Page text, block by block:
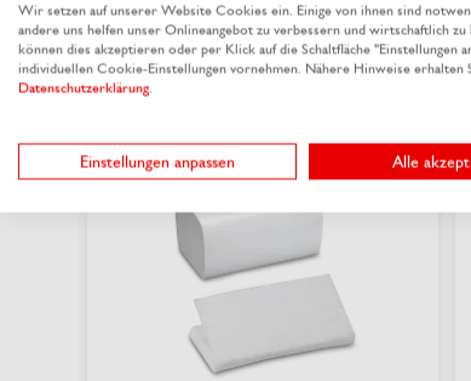
Wir setzen auf unserer Website Cookies ein. Einige von ihnen sind
andere uns helfen unser Onlineangebot zu verbessern und wirtschaftlich
können dies akzeptieren oder per Klick auf die Schaltfläche "Einstellungen
individuellen Cookie-Einstellungen vornehmen. Nähere Hinweise erhalten
Datenschutzerklärung.
Einstellungen anpassen Alle